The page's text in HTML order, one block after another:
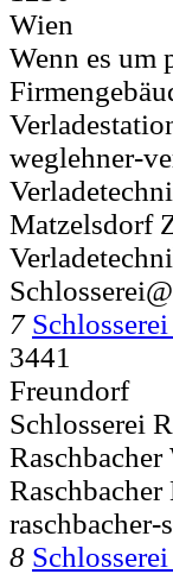
Wien
Wenn es um
weglehner-
Matzelsdorf
7
3441
Freundorf
Schlosserei
raschbacher-
8